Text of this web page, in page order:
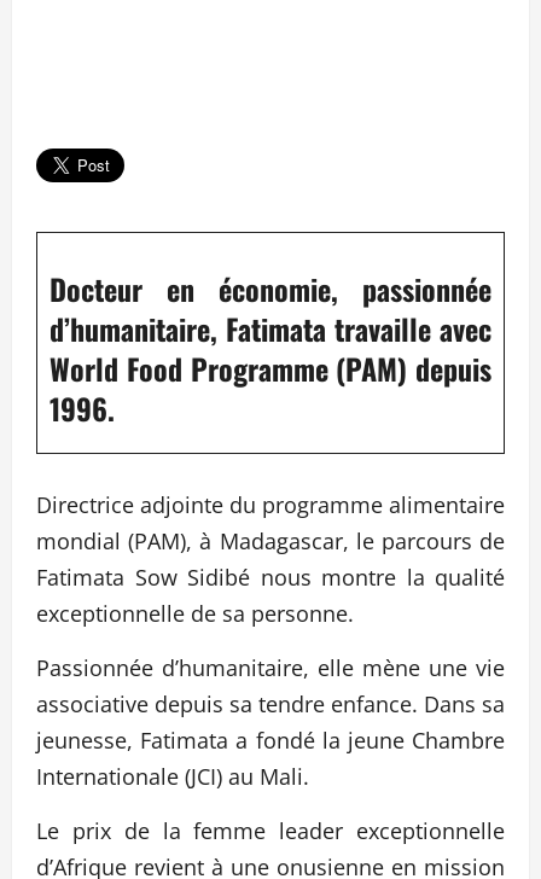
Docteur en économie, passionnée
d’humanitaire, Fatimata travaille avec
World Food Programme (PAM) depuis
1996.
Directrice adjointe du programme alimentaire
mondial (PAM), à Madagascar, le parcours de
Fatimata Sow Sidibé nous montre la qualité
exceptionnelle de sa personne.
Passionnée d’humanitaire, elle mène une vie
associative depuis sa tendre enfance. Dans sa
jeunesse, Fatimata a fondé la jeune Chambre
Internationale (JCI) au Mali.
Le prix de la femme leader exceptionnelle
d’Afrique revient à une onusienne en mission